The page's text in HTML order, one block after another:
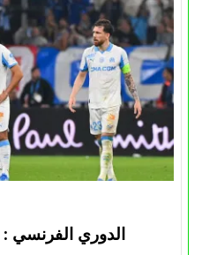
الدوري الفرنسي :